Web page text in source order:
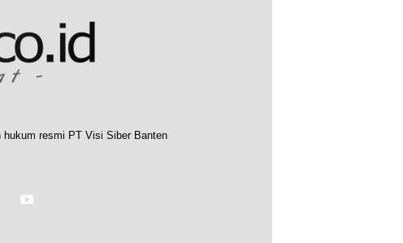
hukum resmi PT Visi Siber Banten